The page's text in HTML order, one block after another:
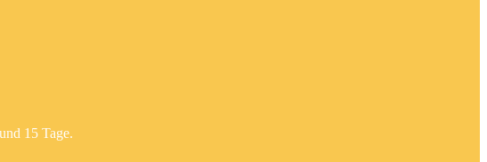
15 Tage.